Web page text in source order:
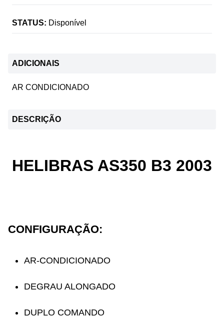
STATUS: Disponível
ADICIONAIS
AR CONDICIONADO
DESCRIÇÃO
HELIBRAS AS350 B3 2003
CONFIGURAÇÃO:
AR-CONDICIONADO
DEGRAU ALONGADO
DUPLO COMANDO